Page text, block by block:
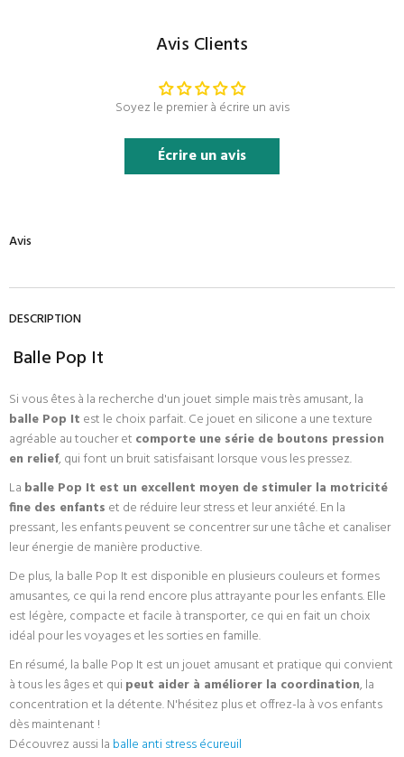
Avis Clients
Soyez le premier à écrire un avis
Écrire un avis
Avis
DESCRIPTION
Balle Pop It
Si vous êtes à la recherche d'un jouet simple mais très amusant, la
balle Pop It est le choix parfait. Ce jouet en silicone a une texture
agréable au toucher et comporte une série de boutons pression
en relief, qui font un bruit satisfaisant lorsque vous les pressez.
La balle Pop It est un excellent moyen de stimuler la motricité
fine des enfants et de réduire leur stress et leur anxiété. En la
pressant, les enfants peuvent se concentrer sur une tâche et canaliser
leur énergie de manière productive.
De plus, la balle Pop It est disponible en plusieurs couleurs et formes
amusantes, ce qui la rend encore plus attrayante pour les enfants. Elle
est légère, compacte et facile à transporter, ce qui en fait un choix
idéal pour les voyages et les sorties en famille.
En résumé, la balle Pop It est un jouet amusant et pratique qui convient
à tous les âges et qui peut aider à améliorer la coordination, la
concentration et la détente. N'hésitez plus et offrez-la à vos enfants
dès maintenant !
Découvrez aussi la balle anti stress écureuil